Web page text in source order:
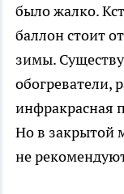
было жалко.
баллон стоит
зимы.
обогреватели,
инфракрасная
Но в закрытой
не